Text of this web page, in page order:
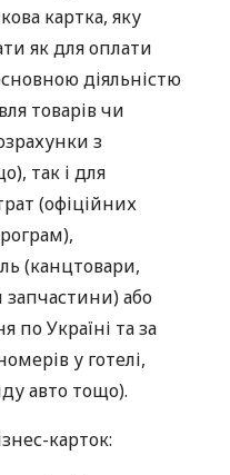
картка, яку
як для оплати
діяльністю
товарів чи
з
так і для
(офіційних
(канцтовари,
запчастини) або
по Україні та за
у готелі,
авто тощо).
карток: